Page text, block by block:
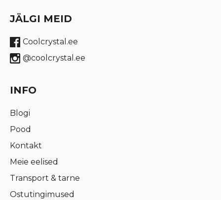
JÄLGI MEID
Coolcrystal.ee
@coolcrystal.ee
INFO
Blogi
Pood
Kontakt
Meie eelised
Transport & tarne
Ostutingimused